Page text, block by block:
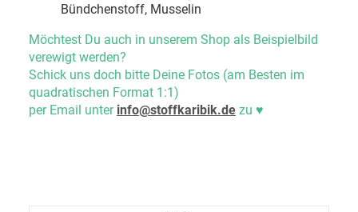
Bündchenstoff, Musselin
Möchtest Du auch in unserem Shop als Beispielbild
verewigt werden?
Schick uns doch bitte Deine Fotos (am Besten im
quadratischen Format 1:1)
per Email unter info@stoffkaribik.de zu ♥